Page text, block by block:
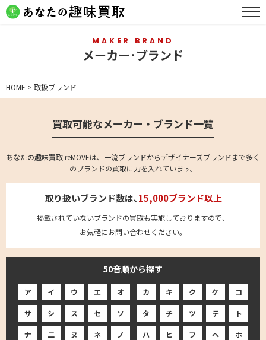
MAKER BRAND
メーカー･ブランド
HOME > 取扱ブランド
買取可能なメーカー・ブランド一覧
あなたの趣味買取 reMOVEは、一流ブランドからデザイナーズブランドまで多く
のブランドの買取に力を入れています。
取り扱いブランド数は､15,000ブランド以上
掲載されていないブランドの買取も実施しておりますので、
お気軽にお問い合わせください。
50音順から探す
ア イ ウ エ オ カ キ ク ケ コ
サ シ ス セ ソ タ チ ツ テ ト
ナ 二 ヌ ネ ノ ハ ヒ フ ヘ ホ